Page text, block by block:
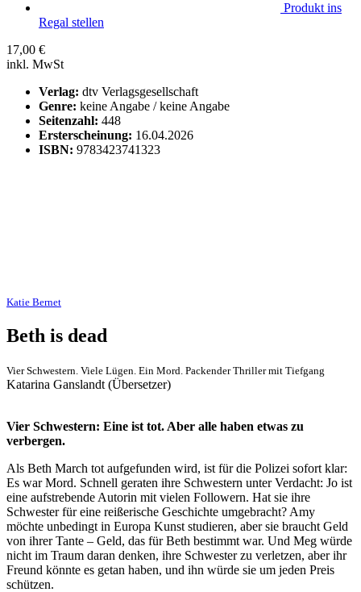
Produkt ins
Regal stellen
17,00 €
inkl. MwSt
Verlag: dtv Verlagsgesellschaft
Genre: keine Angabe / keine Angabe
Seitenzahl: 448
Ersterscheinung: 16.04.2026
ISBN: 9783423741323
Katie Bernet
Beth is dead
Vier Schwestern. Viele Lügen. Ein Mord. Packender Thriller mit Tiefgang
Katarina Ganslandt (Übersetzer)
Vier Schwestern: Eine ist tot. Aber alle haben etwas zu
verbergen.
Als Beth March tot aufgefunden wird, ist für die Polizei sofort klar:
Es war Mord. Schnell geraten ihre Schwestern unter Verdacht: Jo ist
eine aufstrebende Autorin mit vielen Followern. Hat sie ihre
Schwester für eine reißerische Geschichte umgebracht? Amy
möchte unbedingt in Europa Kunst studieren, aber sie braucht Geld
von ihrer Tante – Geld, das für Beth bestimmt war. Und Meg würde
nicht im Traum daran denken, ihre Schwester zu verletzen, aber ihr
Freund könnte es getan haben, und ihn würde sie um jeden Preis
schützen.